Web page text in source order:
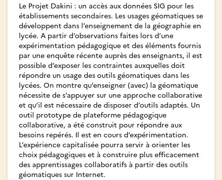
Le Projet Dakini : un accès aux données SIG pour les
établissements secondaires. Les usages géomatiques se
développent dans l’enseignement de la géographie en
lycée. A partir d’observations faites lors d’une
expérimentation pédagogique et des éléments fournis
par une enquête récente auprès des enseignants, il est
possible d’exposer les contraintes auxquelles doit
répondre un usage des outils géomatiques dans les
lycées. On montre qu’enseigner (avec) la géomatique
nécessite de s’appuyer sur une approche collaborative
et qu’il est nécessaire de disposer d’outils adaptés. Un
outil prototype de plateforme pédagogique
collaborative, a été construit pour répondre aux
besoins repérés. Il est en cours d’expérimentation.
L’expérience capitalisée pourra servir à orienter les
choix pédagogiques et à construire plus efficacement
des apprentissages collaboratifs à partir des outils
géomatiques sur Internet.